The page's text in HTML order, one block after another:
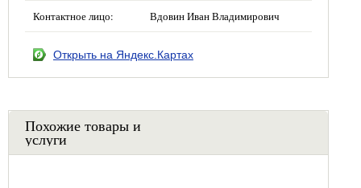
Контактное лицо: Вдовин Иван Владимирович
Открыть на Яндекс.Картах
Похожие товары и
услуги